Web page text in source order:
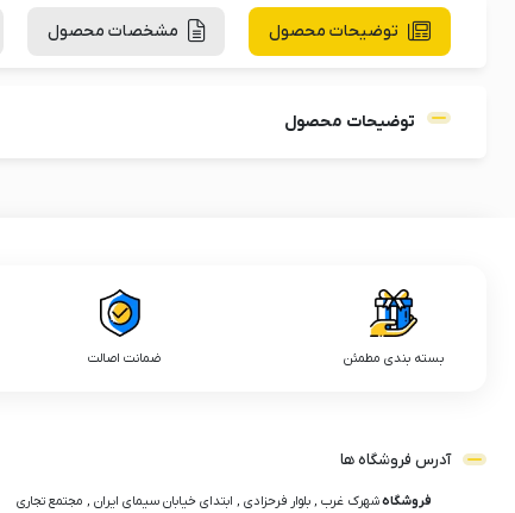
توضیحات محصول مشخصات محصول
توضیحات محصول
بسته بندی مطمئن ضمانت اصالت
آدرس فروشگاه ها
فروشگاهشهرک غرب , بلوار فرحزادی , ابتدای خیابان سیمای ایران , مجتمع تجاری